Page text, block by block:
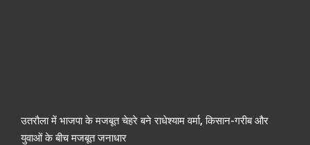
उतरौला में भाजपा के मजबूत चेहरे बने राधेश्याम वर्मा, किसान-गरीब और
युवाओं के बीच मजबूत जनाधार